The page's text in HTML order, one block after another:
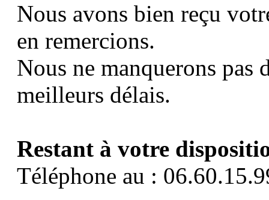
Nous avons bien reçu
en remercions.
Nous ne manquerons pas
meilleurs délais.
Restant à votre
Téléphone au :